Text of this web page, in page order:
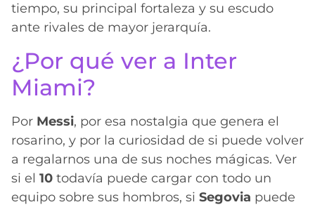
tiempo, su principal fortaleza y su escudo
ante rivales de mayor jerarquía.
¿Por qué ver a Inter
Miami?
Por Messi, por esa nostalgia que genera el
rosarino, y por la curiosidad de si puede volver
a regalarnos una de sus noches mágicas. Ver
si el 10 todavía puede cargar con todo un
equipo sobre sus hombros, si Segovia puede